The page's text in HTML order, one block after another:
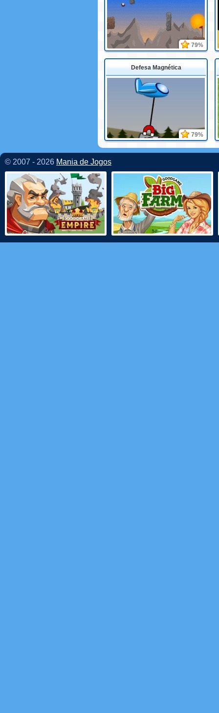
79%
Defesa Magnética
79%
© 2007 - 2026 Mania de Jogos